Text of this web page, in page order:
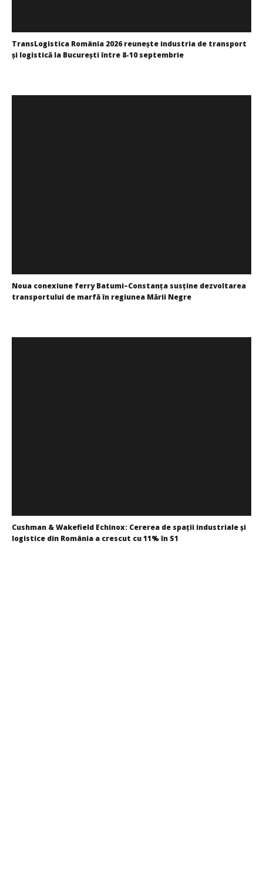
TransLogistica România 2026 reunește industria de transport
și logistică la București între 8-10 septembrie
Noua conexiune ferry Batumi–Constanța susține dezvoltarea
transportului de marfă în regiunea Mării Negre
Cushman & Wakefield Echinox: Cererea de spații industriale și
logistice din România a crescut cu 11% în S1